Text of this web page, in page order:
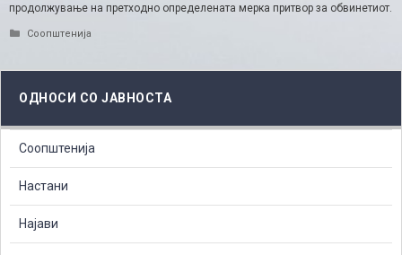
продолжување на претходно определената мерка притвор за обвинетиот.
Categories
Соопштенија
ОДНОСИ СО ЈАВНОСТА
Соопштенија
Настани
Најави